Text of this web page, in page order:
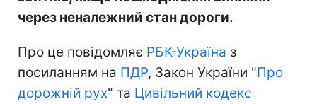
через неналежний стан дороги.
Про це повідомляє РБК-Україна з
посиланням на ПДР, Закон України "Про
дорожній рух" та Цивільний кодекс